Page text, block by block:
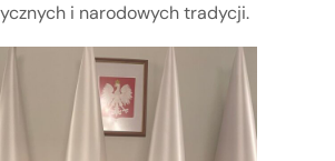
i narodowych tradycji.